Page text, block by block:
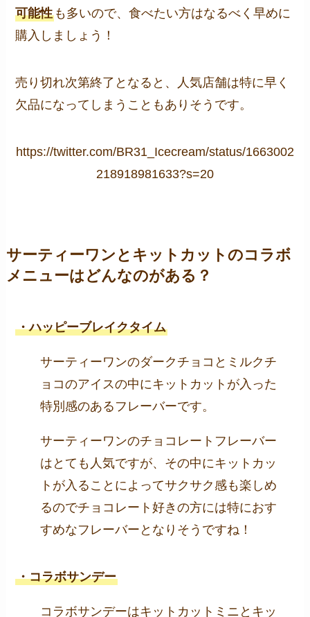
可能性 も多いので、食べたい方はなるべく早めに
購入しましょう！
売り切れ次第終了となると、人気店舗は特に早く
欠品になってしまうこともありそうです。
https://twitter.com/BR31_Icecream/status/1663002
218918981633?s=20
サーティーワンとキットカットのコラボ
メニューはどんなのがある？
・ハッピーブレイクタイム
サーティーワンのダークチョコとミルクチ
ョコのアイスの中にキットカットが入った
特別感のあるフレーバーです。
サーティーワンのチョコレートフレーバー
はとても人気ですが、その中にキットカッ
トが入ることによってサクサク感も楽しめ
るのでチョコレート好きの方には特におす
すめなフレーバーとなりそうですね！
・コラボサンデー
コラボサンデーはキットカットミニとキッ